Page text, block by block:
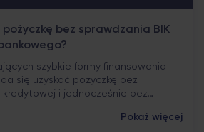
bez sprawdzania BIK
szybkie formy finansowania
się uzyskać pożyczkę bez
kredytowej i jednocześnie bez
wyjaśnienia kilku kwestii
Pokaż więcej